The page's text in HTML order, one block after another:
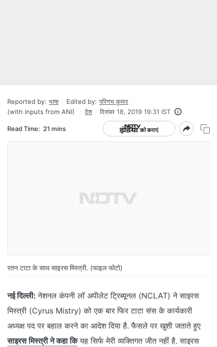
Reported by: भाषा Edited by: परिणय कुमार
(with inputs from ANI)
देश दिसंबर 18, 2019 19:31 IST
Read Time: 21 mins
रतन टाटा के साथ साइरस मिस्त्री. (फाइल फोटो)
नई दिल्ली: नेशनल कंपनी लॉ अपीलेट ट्रिब्यूनल (NCLAT) ने साइरस
मिस्त्री (Cyrus Mistry) को एक बार फिर टाटा संस के कार्यकारी
अध्यक्ष पद पर बहाल करने का आदेश दिया है. फैसले पर खुशी जताते हुए
साइरस मिस्त्री ने कहा कियह सिर्फ मेरी व्यक्तिगत जीत नहीं है. साइरस